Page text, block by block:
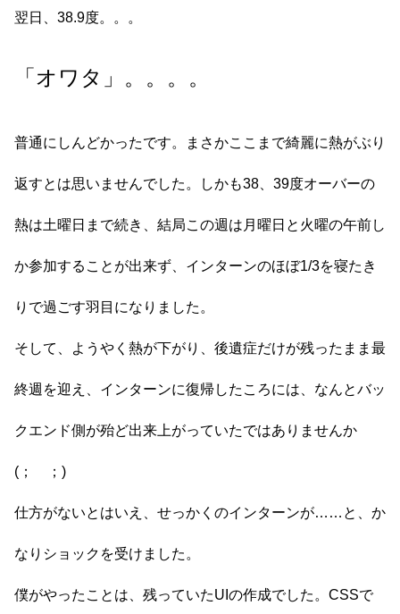
翌日、38.9度。。。
「オワタ」。。。。
普通にしんどかったです。まさかここまで綺麗に熱がぶり
返すとは思いませんでした。しかも38、39度オーバーの
熱は土曜日まで続き、結局この週は月曜日と火曜の午前し
か参加することが出来ず、インターンのほぼ1/3を寝たき
りで過ごす羽目になりました。
そして、ようやく熱が下がり、後遺症だけが残ったまま最
終週を迎え、インターンに復帰したころには、なんとバッ
クエンド側が殆ど出来上がっていたではありませんか
(； ；)
仕方がないとはいえ、せっかくのインターンが……と、か
なりショックを受けました。
僕がやったことは、残っていたUIの作成でした。CSSで